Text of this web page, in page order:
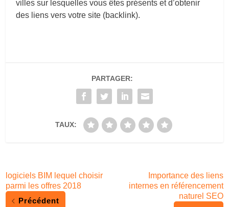
villes sur lesquelles vous êtes présents et d’obtenir
des liens vers votre site (backlink).
PARTAGER:
TAUX:
logiciels BIM lequel choisir
parmi les offres 2018
Précédent
Importance des liens
internes en référencement
naturel SEO